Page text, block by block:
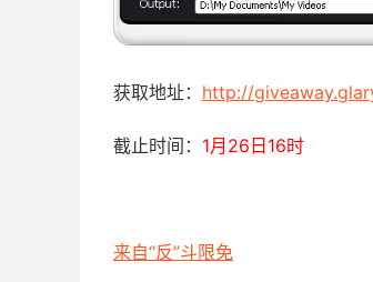
获取地址： http://
截止时间： 1月26日16时
来自“反”斗限免